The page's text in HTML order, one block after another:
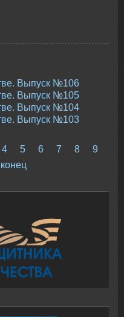
Выпуск №106
Выпуск №105
Выпуск №104
Выпуск №103
4 5 6 7 8
9